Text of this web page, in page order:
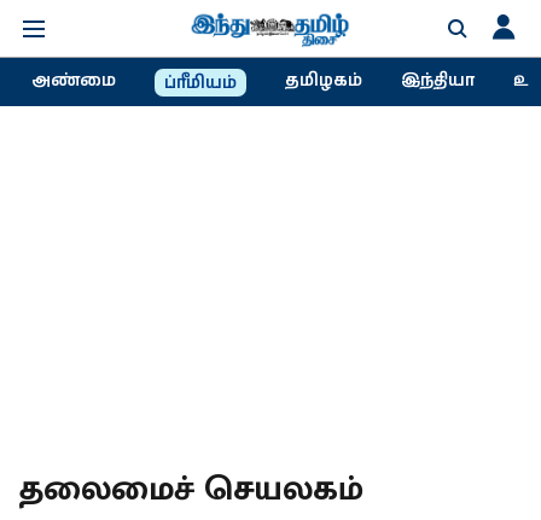
அண்மை ப்ரீமியம் தமிழகம் இந்தியா
தலைமைச் செயலகம்